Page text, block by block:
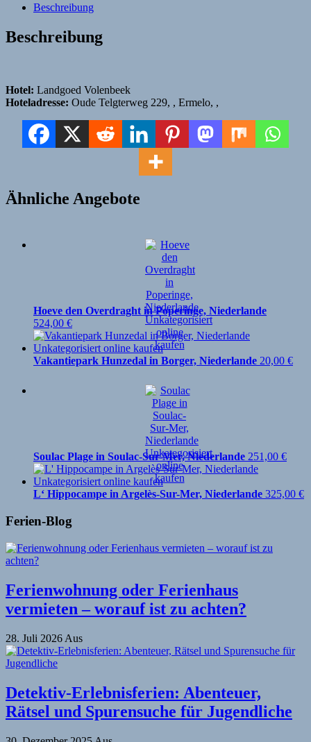
Beschreibung
Beschreibung
Hotel: Landgoed Volenbeek
Hoteladresse: Oude Telgterweg 229, , Ermelo, ,
Ähnliche Angebote
Hoeve den Overdraght in Poperinge, Niederlande
524,00 €
Vakantiepark Hunzedal in Borger, Niederlande 20,00 €
Soulac Plage in Soulac-Sur-Mer, Niederlande 251,00 €
L‘ Hippocampe in Argelès-Sur-Mer, Niederlande 325,00 €
Ferien-Blog
Ferienwohnung oder Ferienhaus
vermieten – worauf ist zu achten?
28. Juli 2026 Aus
Detektiv-Erlebnisferien: Abenteuer,
Rätsel und Spurensuche für Jugendliche